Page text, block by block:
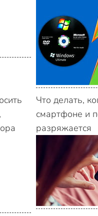
Что делать,
смартфоне и
разряжается